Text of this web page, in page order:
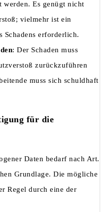
werden. Es genügt nicht
vielmehr ist ein
Schadens erforderlich.
: Der Schaden muss
zurückzuführen
muss sich schuldhaft
für die
Daten bedarf nach Art.
Grundlage. Die mögliche
Regel durch eine der